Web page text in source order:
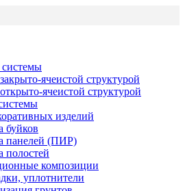
ячеистой структурой
ячеистой структурой
изделий
буйков
панелей (ПИР)
полостей
композиции
уплотнители